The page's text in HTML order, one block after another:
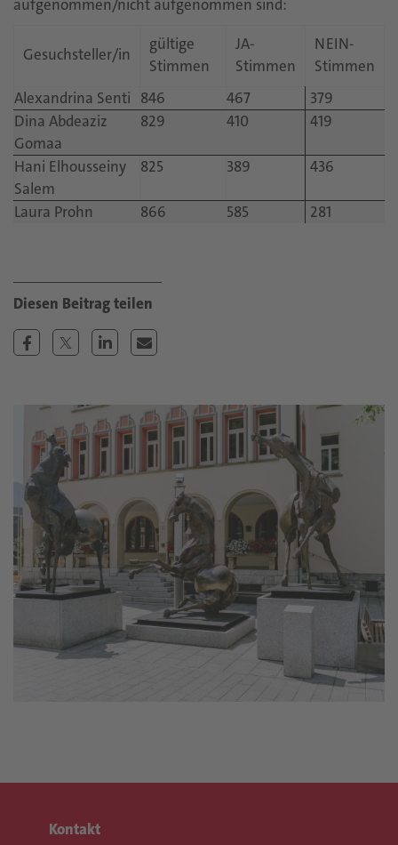
aufgenommen/nicht aufgenommen sind:
Gesuchsteller/in
gültige
Stimmen
JA-
Stimmen
NEIN-
Stimmen
Alexandrina Senti 846 467
379
Dina Abdeaziz
Gomaa
829 410 419
Hani Elhousseiny
Salem
825 389 436
Laura Prohn 866 585 281
Kontakt